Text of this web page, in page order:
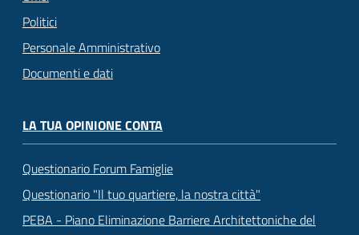
Politici
Personale Amministrativo
Documenti e dati
LA TUA OPINIONE CONTA
Questionario Forum Famiglie
Questionario "Il tuo quartiere, la nostra città"
PEBA - Piano Eliminazione Barriere Architettoniche del